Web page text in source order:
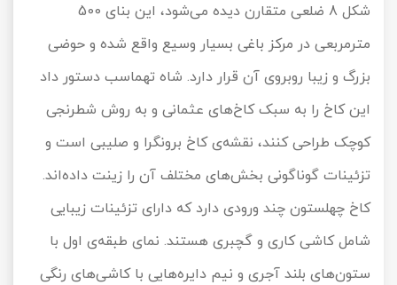
شکل 8 ضلعی متقارن دیده می‌شود، این بنای 500
مترمربعی در مرکز باغی بسیار وسیع واقع شده و حوضی
بزرگ و زیبا روبروی آن قرار دارد. شاه تهماسب دستور داد
این کاخ را به سبک کاخ‌های عثمانی و به روش شطرنجی
کوچک طراحی کنند، نقشه‌ی کاخ برونگرا و صلیبی است و
تزئینات گوناگونی بخش‌های مختلف آن را زینت داده‌اند.
کاخ چهلستون چند ورودی دارد که دارای تزئینات زیبایی
شامل کاشی کاری و گچبری هستند. نمای طبقه‌ی اول با
ستون‌های بلند آجری و نیم دایره‌هایی با کاشی‌های رنگی